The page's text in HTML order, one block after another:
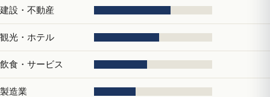
建設・不動産
観光・ホテル
飲食・サービス
製造業